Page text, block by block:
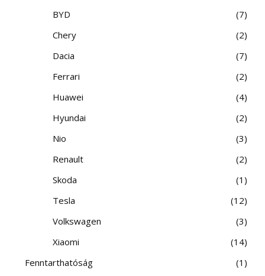
BYD
7
Chery
2
Dacia
7
Ferrari
2
Huawei
4
Hyundai
2
Nio
3
Renault
2
Skoda
1
Tesla
12
Volkswagen
3
Xiaomi
14
Fenntarthatóság
1